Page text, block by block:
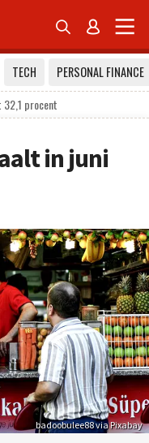
 
TECH
PERSONAL FINANCE
procent
in juni
badoobulee88 via Pixabay